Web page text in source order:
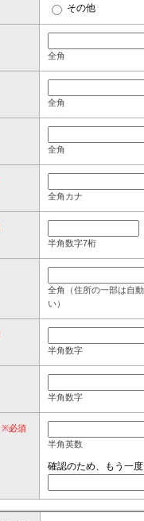
その他
全角
全角
全角
全角カナ
半角数字7桁
全角（住所の一部は自
い）
半角数字
半角数字
※必須
半角英数
確認のため、もう一